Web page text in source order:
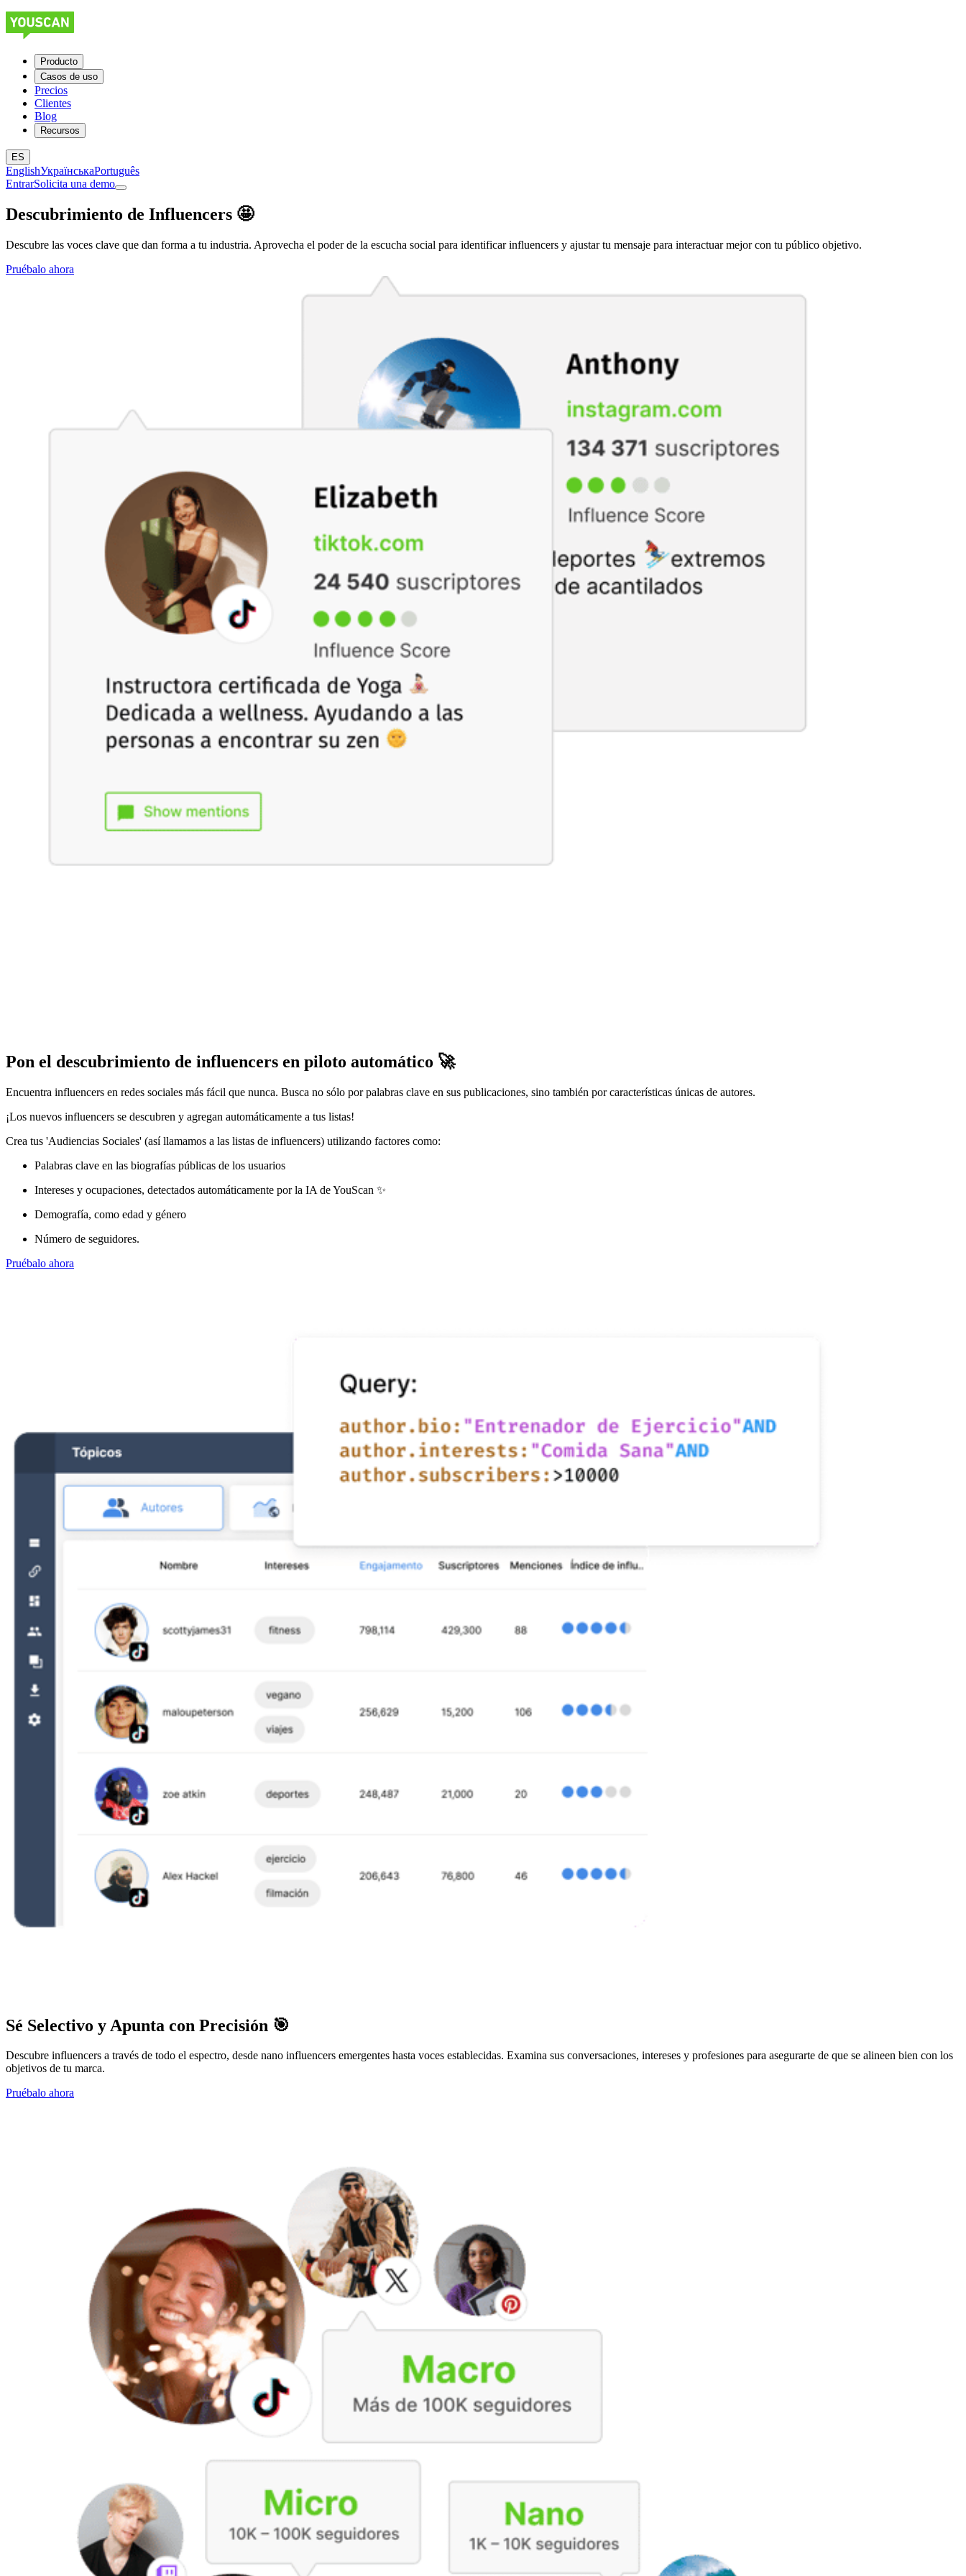
Producto
Casos de uso
Precios
Clientes
Blog
Recursos
ES
EnglishУкраїнськаPortuguês
EntrarSolicita una demo
Descubrimiento de Influencers 🤩
Descubre las voces clave que dan forma a tu industria. Aprovecha el poder de la escucha social para identificar influencers y ajustar tu mensaje para interactuar mejor con tu público objetivo.
Pruébalo ahora
Pon el descubrimiento de influencers en piloto automático 🚀
Encuentra influencers en redes sociales más fácil que nunca. Busca no sólo por palabras clave en sus publicaciones, sino también por características únicas de autores.
¡Los nuevos influencers se descubren y agregan automáticamente a tus listas!
Crea tus 'Audiencias Sociales' (así llamamos a las listas de influencers) utilizando factores como:
Palabras clave en las biografías públicas de los usuarios
Intereses y ocupaciones, detectados automáticamente por la IA de YouScan ✨
Demografía, como edad y género
Número de seguidores.
Pruébalo ahora
Sé Selectivo y Apunta con Precisión 🎯
Descubre influencers a través de todo el espectro, desde nano influencers emergentes hasta voces establecidas. Examina sus conversaciones, intereses y profesiones para asegurarte de que se alineen bien con los
objetivos de tu marca.
Pruébalo ahora